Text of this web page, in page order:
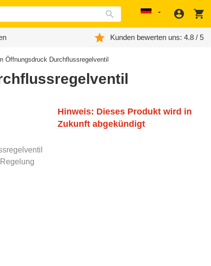
Localization
Kunden bewerten uns: 4.8 / 5
Öffnungsdruck Durchflussregelventil
Hinweis: Dieses Produkt wird in
Zukunft abgekündigt